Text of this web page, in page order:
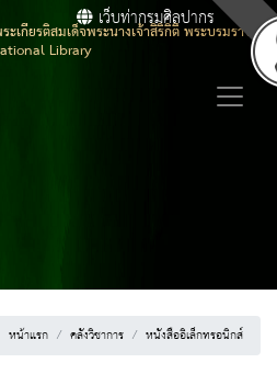
เกียรติสมเด็จพระนางเจ้าสิริกิติ์ พระบรมราชินี
Library
เว็บท่ากรมศิลปากร
หน้าแรก คลังวิชาการ หนังสืออิเล็กทรอนิกส์